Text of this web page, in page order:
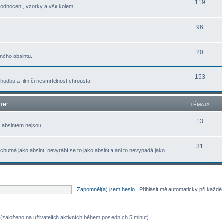
vzorky a vše kolem.
119
96
absintu.
20
a film či nesmrtelnost chrousta.
153
TÉMATA
nejsou.
13
jako absint, nevyrábí se to jako absint a ani to nevypadá jako
31
Zapomněl(a) jsem heslo | Přihlásit mě automaticky při
na uživatelích aktivních během posledních 5 minut)